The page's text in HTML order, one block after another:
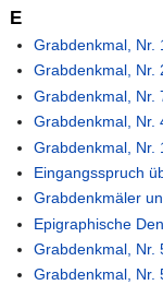
E
Grabdenkmal, Nr.
Grabdenkmal, Nr.
Grabdenkmal, Nr.
Grabdenkmal, Nr.
Grabdenkmal, Nr.
Eingangsspruch
Grabdenkmäler
Epigraphische
Grabdenkmal, Nr.
Grabdenkmal, Nr.